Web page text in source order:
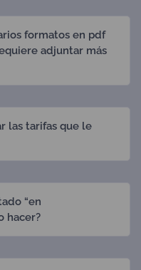
formatos en pdf
adjuntar más
las tarifas que le
“en
hacer?